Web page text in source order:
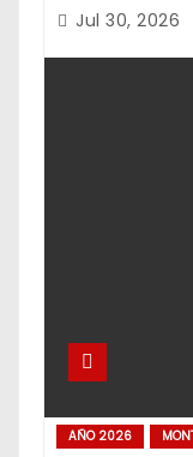
Jul 30, 2026
AÑO 2026